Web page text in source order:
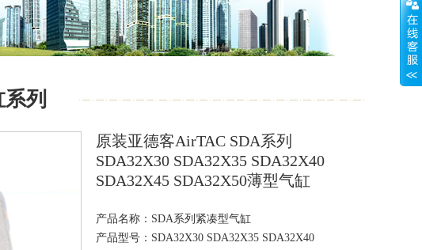
列
原装亚德客AirTAC SDA系列
SDA32X30 SDA32X35 SDA32X40
SDA32X45 SDA32X50薄型气缸
产品名称：SDA系列紧凑型气缸
产品型号：SDA32X30 SDA32X35 SDA32X40